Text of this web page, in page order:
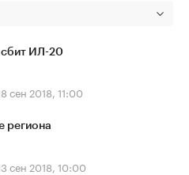
сбит ИЛ-20
сен 2018, 11:00
региона
сен 2018, 10:00